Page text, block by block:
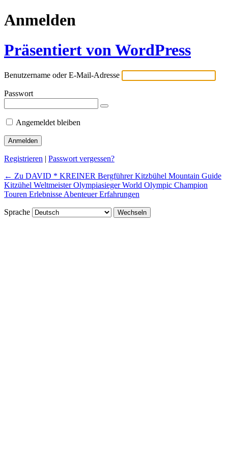
Anmelden
Präsentiert von WordPress
Benutzername oder E-Mail-Adresse
Passwort
Angemeldet bleiben
Registrieren | Passwort vergessen?
← Zu DAVID * KREINER Bergführer Kitzbühel Mountain Guide
Kitzühel Weltmeister Olympiasieger World Olympic Champion
Touren Erlebnisse Abenteuer Erfahrungen
Sprache